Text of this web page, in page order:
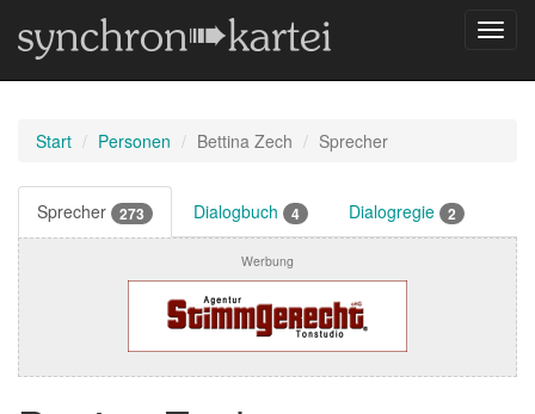
Start Personen Bettina Zech Sprecher
Sprecher 273 Dialogbuch 4 Dialogregie 2
Werbung